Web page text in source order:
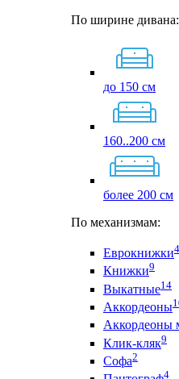
По ширине дивана:
до 150 см
160..200 см
более 200 см
По механизмам:
Еврокнижки
Книжки9
Выкатные14
Аккордеоны
Аккордеоны
Клик-кляк9
Софа2
4